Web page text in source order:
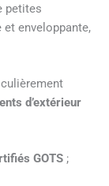
petites
et enveloppante,
d’extérieur
GOTS ;